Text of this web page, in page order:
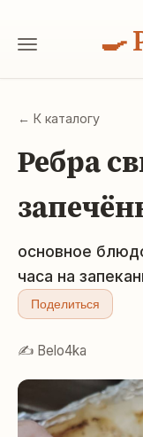
🍳
← К каталогу
Ребра
основное
часа на
Поделиться
✍️ Belo4ka